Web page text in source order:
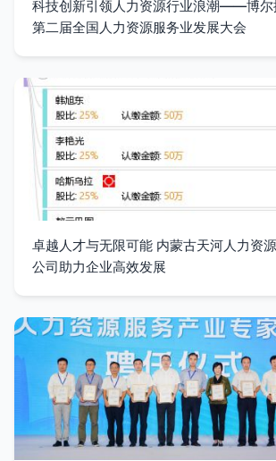
科技创新引领人力资源行业浪潮——博尔
第二届全国人力资源服务业发展大会
卓越人才与无限可能 内蒙古天河人力资
公司助力企业高效发展